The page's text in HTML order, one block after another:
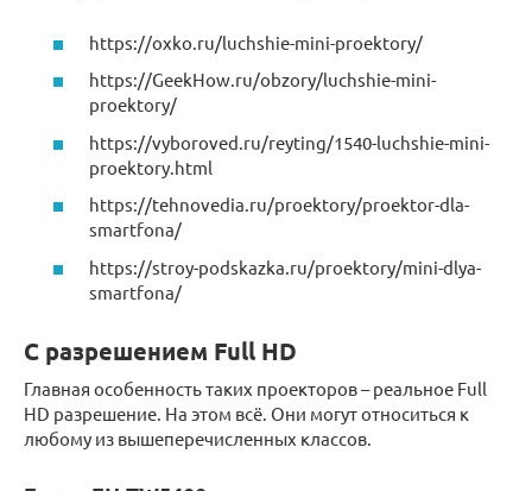
https://oxko.ru/luchshie-mini-proektory/
https://GeekHow.ru/obzory/luchshie-mini-
proektory/
https://vyboroved.ru/reyting/1540-luchshie-mini-
proektory.html
https://tehnovedia.ru/proektory/proektor-dla-
smartfona/
https://stroy-podskazka.ru/proektory/mini-dlya-
smartfona/
С разрешением Full HD
Главная особенность таких проекторов – реальное Full
HD разрешение. На этом всё. Они могут относиться к
любому из вышеперечисленных классов.